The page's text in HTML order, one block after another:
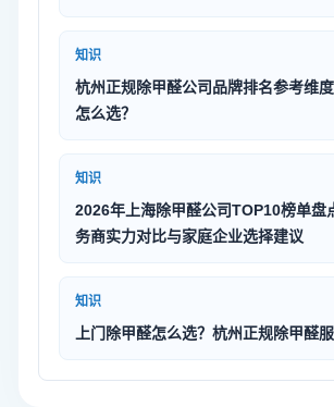
知识
杭州正规除甲醛公司品牌排名参考维
怎么选？
知识
2026年上海除甲醛公司TOP10榜单盘
务商实力对比与家庭企业选择建议
知识
上门除甲醛怎么选？杭州正规除甲醛